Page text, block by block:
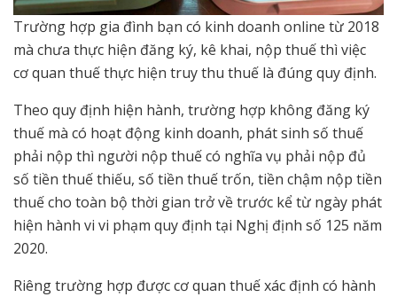
Trường hợp gia đình bạn có kinh doanh online từ 2018
mà chưa thực hiện đăng ký, kê khai, nộp thuế thì việc
cơ quan thuế thực hiện truy thu thuế là đúng quy định.
Theo quy định hiện hành, trường hợp không đăng ký
thuế mà có hoạt động kinh doanh, phát sinh số thuế
phải nộp thì người nộp thuế có nghĩa vụ phải nộp đủ
số tiền thuế thiếu, số tiền thuế trốn, tiền chậm nộp tiền
thuế cho toàn bộ thời gian trở về trước kể từ ngày phát
hiện hành vi vi phạm quy định tại Nghị định số 125 năm
2020.
Riêng trường hợp được cơ quan thuế xác định có hành